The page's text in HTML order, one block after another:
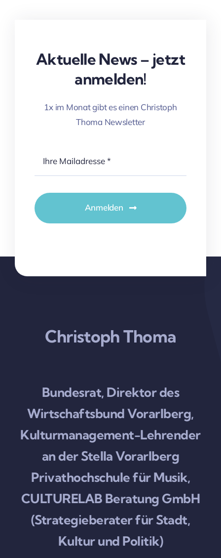
Aktuelle News – jetzt
anmelden!
1x im Monat gibt es einen Christoph
Thoma Newsletter
Anmelden
Christoph Thoma
Bundesrat, Direktor des
Wirtschaftsbund Vorarlberg,
Kulturmanagement-Lehrender
an der Stella Vorarlberg
Privathochschule für Musik,
CULTURELAB Beratung GmbH
(Strategieberater für Stadt,
Kultur und Politik)